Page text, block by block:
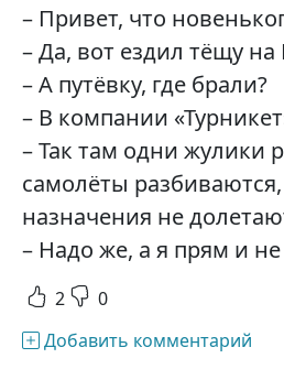
– Привет, что
– Да, вот ездил тёщу
– А путёвку, где брали?
– В компании
– Так там одни жулики
самолёты
назначения не
– Надо же, а я прям и не
2 0
Добавить комментарий